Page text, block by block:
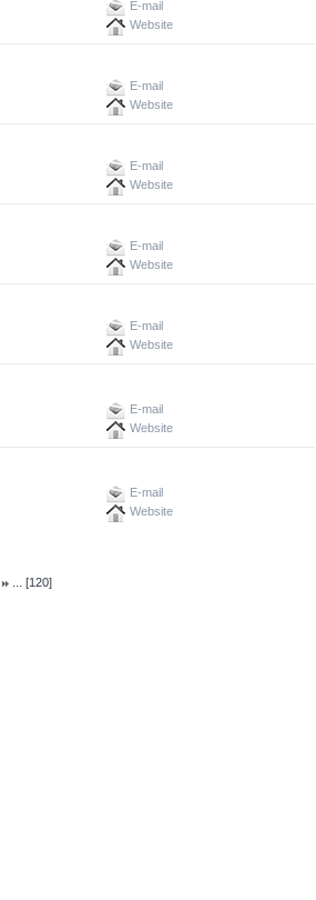
E-mail
Website
E-mail
Website
E-mail
Website
E-mail
Website
E-mail
Website
E-mail
Website
E-mail
Website
... [120]